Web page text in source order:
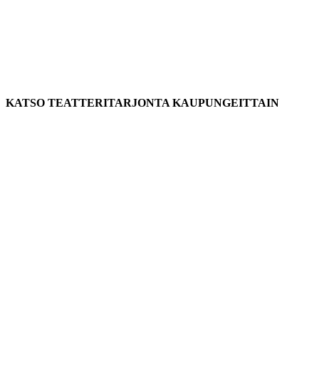
KATSO TEATTERITARJONTA KAUPUNGEITTAIN